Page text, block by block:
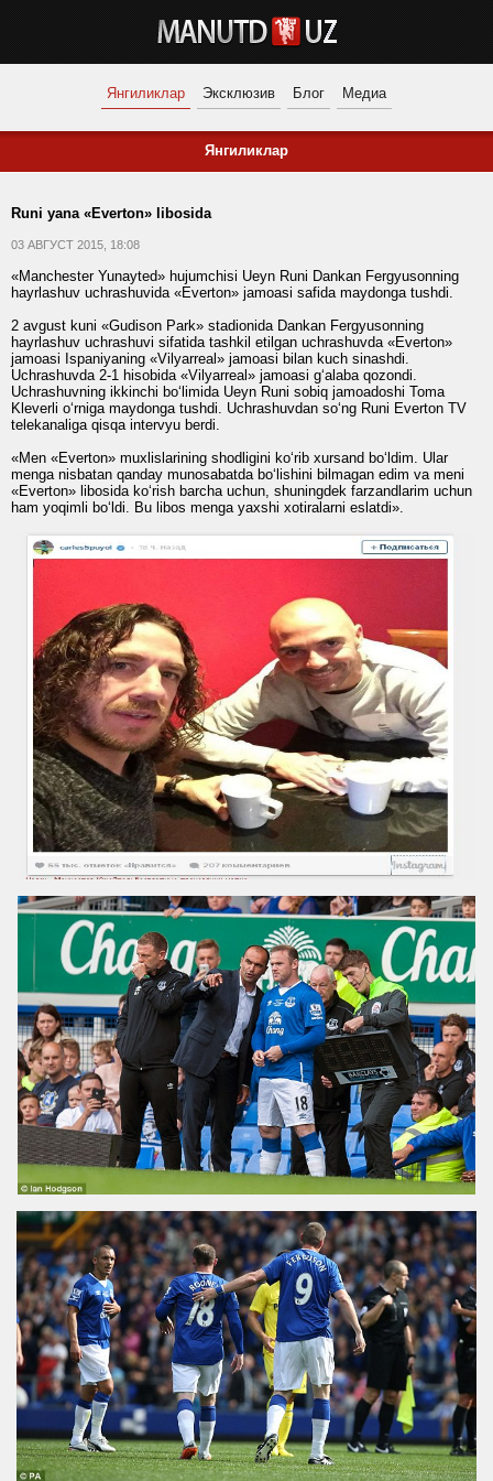
Янгиликлар Эксклюзив Блог Медиа
Янгиликлар
Runi yana «Everton» libosida
03 АВГУСТ 2015, 18:08
«Manchester Yunayted» hujumchisi Ueyn Runi Dankan Fergyusonning
hayrlashuv uchrashuvida «Everton» jamoasi safida maydonga tushdi.
2 avgust kuni «Gudison Park» stadionida Dankan Fergyusonning
hayrlashuv uchrashuvi sifatida tashkil etilgan uchrashuvda «Everton»
jamoasi Ispaniyaning «Vilyarreal» jamoasi bilan kuch sinashdi.
Uchrashuvda 2-1 hisobida «Vilyarreal» jamoasi g‘alaba qozondi.
Uchrashuvning ikkinchi bo‘limida Ueyn Runi sobiq jamoadoshi Toma
Kleverli o‘rniga maydonga tushdi. Uchrashuvdan so‘ng Runi Everton TV
telekanaliga qisqa intervyu berdi.
«Men «Everton» muxlislarining shodligini ko‘rib xursand bo‘ldim. Ular
menga nisbatan qanday munosabatda bo‘lishini bilmagan edim va meni
«Everton» libosida ko‘rish barcha uchun, shuningdek farzandlarim uchun
ham yoqimli bo‘ldi. Bu libos menga yaxshi xotiralarni eslatdi».